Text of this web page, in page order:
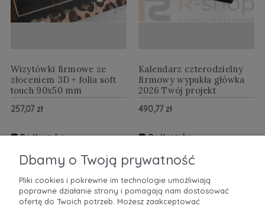
Wizytówki firmowe ze
złoceniem 3D + folia soft
touch 90x50 mm
257,07 zł
Do Koszyka
Kalendarz czterodzielny
firmowy wypukła główka
2026 Twój projekt
490,77 zł
Do Koszyka
POMOC
Dbamy o Twoją prywatność
Pliki cookies i pokrewne im technologie umożliwiają
poprawne działanie strony i pomagają nam dostosować
ofertę do Twoich potrzeb. Możesz zaakceptować